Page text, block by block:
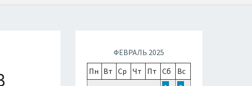
ФЕВРАЛЬ 2025
Пн Вт Ср Чт Пт Сб
Вс